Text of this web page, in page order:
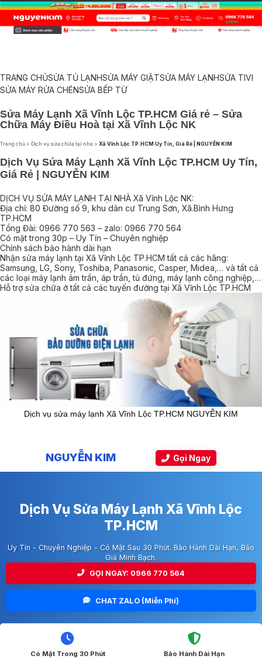
TRANG CHỦSỬA TỦ LẠNHSỬA MÁY GIẶTSỬA MÁY LẠNHSỬA TIVI
SỬA MÁY RỬA CHÉNSỬA BẾP TỪ
Sửa Máy Lạnh Xã Vĩnh Lộc TP.HCM Giá rẻ – Sửa
Chữa Máy Điều Hoà tại Xã Vĩnh Lộc NK
Trang chủ > Dịch vụ sửa chữa tại nhà > Xã Vĩnh Lộc TP.HCM Uy Tín, Giá Rẻ | NGUYỄN KIM
Dịch Vụ Sửa Máy Lạnh Xã Vĩnh Lộc TP.HCM Uy Tín,
Giá Rẻ | NGUYỄN KIM
DỊCH VỤ SỬA MÁY LẠNH TẠI NHÀ Xã Vĩnh Lộc NK:
Địa chỉ: 80 Đường số 9, khu dân cư Trung Sơn, Xã.Bình Hưng
TP.HCM
Tổng Đài: 0966 770 563 – zalo: 0966 770 564
Có mặt trong 30p – Uy Tín – Chuyên nghiệp
Chính sách bảo hành dài hạn
Nhận sửa máy lạnh tại Xã Vĩnh Lộc TP.HCM tất cả các hãng:
Samsung, LG, Sony, Toshiba, Panasonic, Casper, Midea,… và tất cả
các loại máy lạnh âm trần, áp trần, tủ đứng, máy lạnh công nghiệp,…
Hỗ trợ sửa chữa ở tất cả các tuyến đường tại Xã Vĩnh Lộc TP.HCM
Dịch vụ sửa máy lạnh Xã Vĩnh Lộc TP.HCM NGUYỄN KIM
NGUYỄN KIM Gọi Ngay
Dịch Vụ Sửa Máy Lạnh Xã Vĩnh Lộc
TP.HCM
Uy Tín - Chuyên Nghiệp - Có Mặt Sau 30 Phút. Bảo Hành Dài Hạn, Báo
Giá Minh Bạch.
GỌI NGAY: 0966 770 564
CHAT ZALO (Miễn Phí)
Có Mặt Trong 30 Phút Bảo Hành Dài Hạn